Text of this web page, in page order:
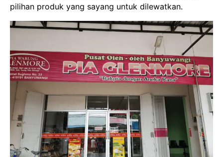
pilihan produk yang sayang untuk dilewatkan.